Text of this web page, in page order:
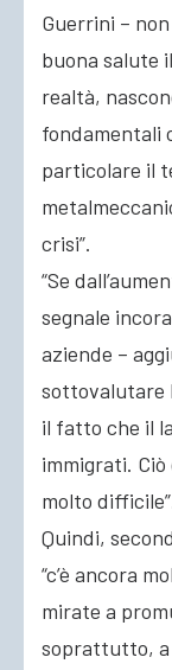
Guerrini –
buona salute
realtà,
fondamentali
particolare il
crisi”.
“Se
segnale
aziende –
sottovalutare
il fatto che il
immigrati. Ciò
molto
Quindi,
“c’è ancora
mirate a
soprattutto, a